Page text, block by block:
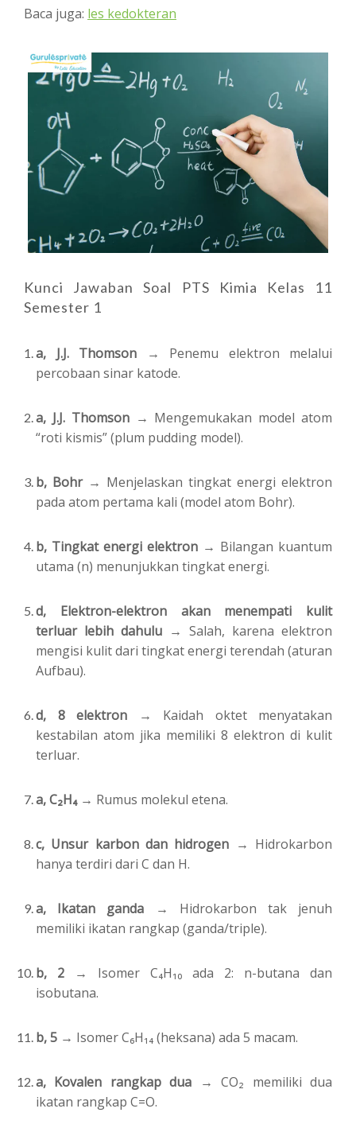
Baca juga: les kedokteran
Kunci Jawaban Soal PTS Kimia Kelas 11
Semester 1
a, J.J. Thomson → Penemu elektron melalui
percobaan sinar katode.
a, J.J. Thomson → Mengemukakan model atom
“roti kismis” (plum pudding model).
b, Bohr → Menjelaskan tingkat energi elektron
pada atom pertama kali (model atom Bohr).
b, Tingkat energi elektron → Bilangan kuantum
utama (n) menunjukkan tingkat energi.
d, Elektron-elektron akan menempati kulit
terluar lebih dahulu → Salah, karena elektron
mengisi kulit dari tingkat energi terendah (aturan
Aufbau).
d, 8 elektron →
Kaidah oktet menyatakan
kestabilan atom jika memiliki 8 elektron di kulit
terluar.
a, C₂H₄ → Rumus molekul etena.
c, Unsur karbon dan hidrogen → Hidrokarbon
hanya terdiri dari C dan H.
a, Ikatan ganda → Hidrokarbon tak jenuh
memiliki ikatan rangkap (ganda/triple).
b, 2 →
Isomer C₄H₁₀ ada 2: n-butana dan
isobutana.
b, 5 → Isomer C₆H₁₄ (heksana) ada 5 macam.
a, Kovalen rangkap dua →CO₂ memiliki dua
ikatan rangkap C=O.